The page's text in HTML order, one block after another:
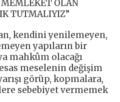
OLAN
TUTMALIYIZ”
kendini yenilemeyen,
yapıların bir
mahkûm olacağı
meselenin değişim
görüp, kopmalara,
sebebiyet vermemek